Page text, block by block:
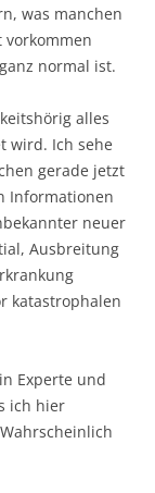
was manchen
normal ist.
alles
wird. Ich sehe
gerade jetzt
Informationen
neuer
Ausbreitung
katastrophalen
Experte und
ich hier